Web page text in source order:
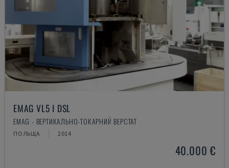
EMAG VL5 I DSL
EMAG - ВЕРТИКАЛЬНО-ТОКАРНИЙ ВЕРСТАТ
ПОЛЬЩА 2014
40.000 €